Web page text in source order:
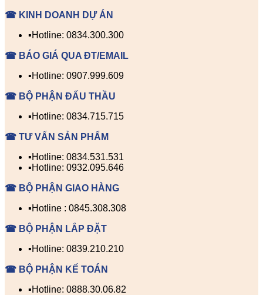
☎ KINH DOANH DỰ ÁN
▪️Hotline: 0834.300.300
☎ BÁO GIÁ QUA ĐT/EMAIL
▪️Hotline: 0907.999.609
☎ BỘ PHẬN ĐẤU THẦU
▪️Hotline: 0834.715.715
☎ TƯ VẤN SẢN PHẨM
▪️Hotline: 0834.531.531
▪️Hotline: 0932.095.646
☎ BỘ PHẬN GIAO HÀNG
▪️Hotline : 0845.308.308
☎ BỘ PHẬN LẮP ĐẶT
▪️Hotline: 0839.210.210
☎ BỘ PHẬN KẾ TOÁN
▪️Hotline: 0888.30.06.82